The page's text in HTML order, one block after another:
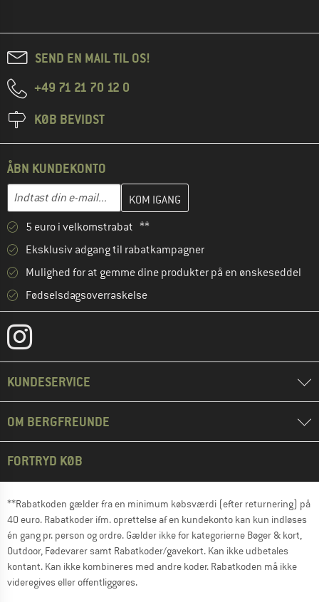
SEND EN MAIL TIL OS!
+49 71 21 70 12 0
KØB BEVIDST
ÅBN KUNDEKONTO
E-mail-adresse
Indtast din e-mailadresse her, og opret i næste trin din
5 euro i velkomstrabat **
Eksklusiv adgang til rabatkampagner
Mulighed for at gemme dine produkter på en ønskeseddel
Fødselsdagsoverraskelse
KUNDESERVICE
OM BERGFREUNDE
FORTRYD KØB
**Rabatkoden gælder fra en minimum købsværdi (efter returnering) på
40 euro. Rabatkoder ifm. oprettelse af en kundekonto kan kun indløses
én gang pr. person og ordre. Gælder ikke for kategorierne Bøger & kort,
Outdoor, Fødevarer samt Rabatkoder/gavekort. Kan ikke udbetales
kontant. Kan ikke kombineres med andre koder. Rabatkoden må ikke
videregives eller offentliggøres.